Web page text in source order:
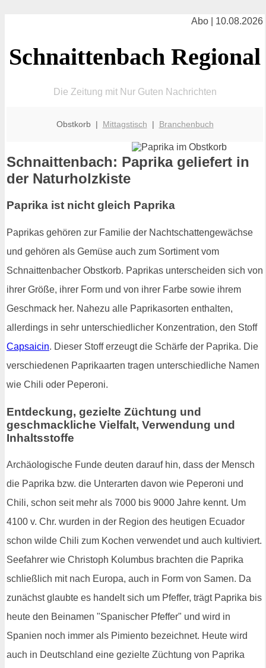
Abo | 10.08.2026
Schnaittenbach Regional
Die Zeitung mit Nur Guten Nachrichten
Obstkorb | Mittagstisch | Branchenbuch
Schnaittenbach: Paprika geliefert in
der Naturholzkiste
Paprika ist nicht gleich Paprika
Paprikas gehören zur Familie der Nachtschattengewächse
und gehören als Gemüse auch zum Sortiment vom
Schnaittenbacher Obstkorb. Paprikas unterscheiden sich von
ihrer Größe, ihrer Form und von ihrer Farbe sowie ihrem
Geschmack her. Nahezu alle Paprikasorten enthalten,
allerdings in sehr unterschiedlicher Konzentration, den Stoff
Capsaicin. Dieser Stoff erzeugt die Schärfe der Paprika. Die
verschiedenen Paprikaarten tragen unterschiedliche Namen
wie Chili oder Peperoni.
Entdeckung, gezielte Züchtung und
geschmackliche Vielfalt, Verwendung und
Inhaltsstoffe
Archäologische Funde deuten darauf hin, dass der Mensch
die Paprika bzw. die Unterarten davon wie Peperoni und
Chili, schon seit mehr als 7000 bis 9000 Jahre kennt. Um
4100 v. Chr. wurden in der Region des heutigen Ecuador
schon wilde Chili zum Kochen verwendet und auch kultiviert.
Seefahrer wie Christoph Kolumbus brachten die Paprika
schließlich mit nach Europa, auch in Form von Samen. Da
zunächst glaubte es handelt sich um Pfeffer, trägt Paprika bis
heute den Beinamen "Spanischer Pfeffer" und wird in
Spanien noch immer als Pimiento bezeichnet. Heute wird
auch in Deutschland eine gezielte Züchtung von Paprika